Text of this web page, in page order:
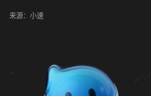
来源：小速